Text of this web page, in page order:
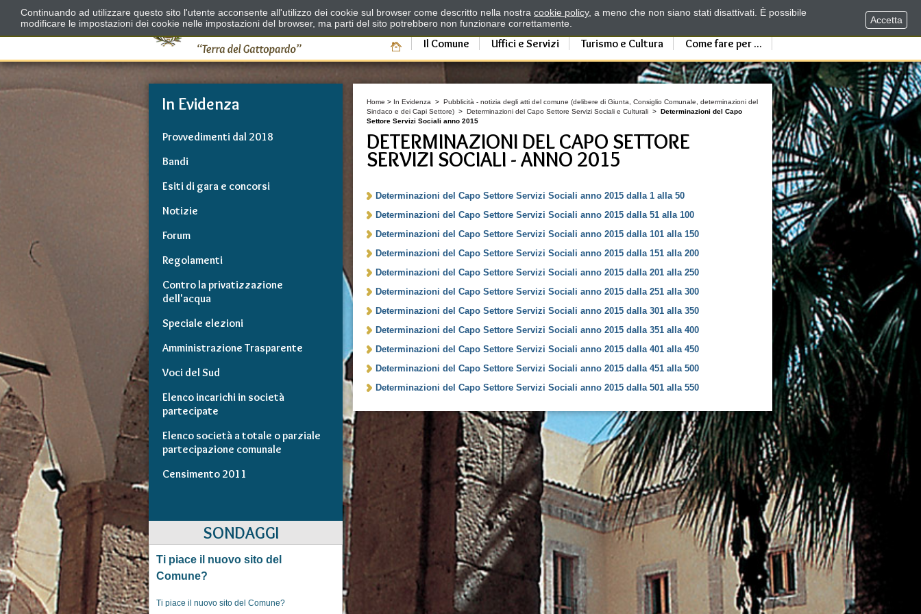
Il Comune Uffici e Servizi Turismo e Cultura Come fare per ...
In Evidenza
Provvedimenti dal 2018
Bandi
Esiti di gara e concorsi
Notizie
Forum
Regolamenti
Contro la privatizzazione
dell'acqua
Speciale elezioni
Amministrazione Trasparente
Voci del Sud
Elenco incarichi in società
partecipate
Elenco società a totale o parziale
partecipazione comunale
Censimento 2011
SONDAGGI
Ti piace il nuovo sito del
Comune?
Ti piace il nuovo sito del Comune?
Home > In Evidenza >Pubblicità - notizia degli atti del comune (delibere di Giunta, Consiglio Comunale, determinazioni del
Sindaco e dei Capi Settore) >Determinazioni del Capo Settore Servizi Sociali e Culturali >Determinazioni del Capo
Settore Servizi Sociali anno 2015
DETERMINAZIONI DEL CAPO SETTORE
SERVIZI SOCIALI - ANNO 2015
Determinazioni del Capo Settore Servizi Sociali anno 2015 dalla 1 alla 50
Determinazioni del Capo Settore Servizi Sociali anno 2015 dalla 51 alla 100
Determinazioni del Capo Settore Servizi Sociali anno 2015 dalla 101 alla 150
Determinazioni del Capo Settore Servizi Sociali anno 2015 dalla 151 alla 200
Determinazioni del Capo Settore Servizi Sociali anno 2015 dalla 201 alla 250
Determinazioni del Capo Settore Servizi Sociali anno 2015 dalla 251 alla 300
Determinazioni del Capo Settore Servizi Sociali anno 2015 dalla 301 alla 350
Determinazioni del Capo Settore Servizi Sociali anno 2015 dalla 351 alla 400
Determinazioni del Capo Settore Servizi Sociali anno 2015 dalla 401 alla 450
Determinazioni del Capo Settore Servizi Sociali anno 2015 dalla 451 alla 500
Determinazioni del Capo Settore Servizi Sociali anno 2015 dalla 501 alla 550
Continuando ad utilizzare questo sito l'utente acconsente all'utilizzo dei cookie sul browser come descritto nella nostra cookie policy, a meno che non siano stati disattivati. È possibile
modificare le impostazioni dei cookie nelle impostazioni del browser, ma parti del sito potrebbero non funzionare correttamente.
Accetta